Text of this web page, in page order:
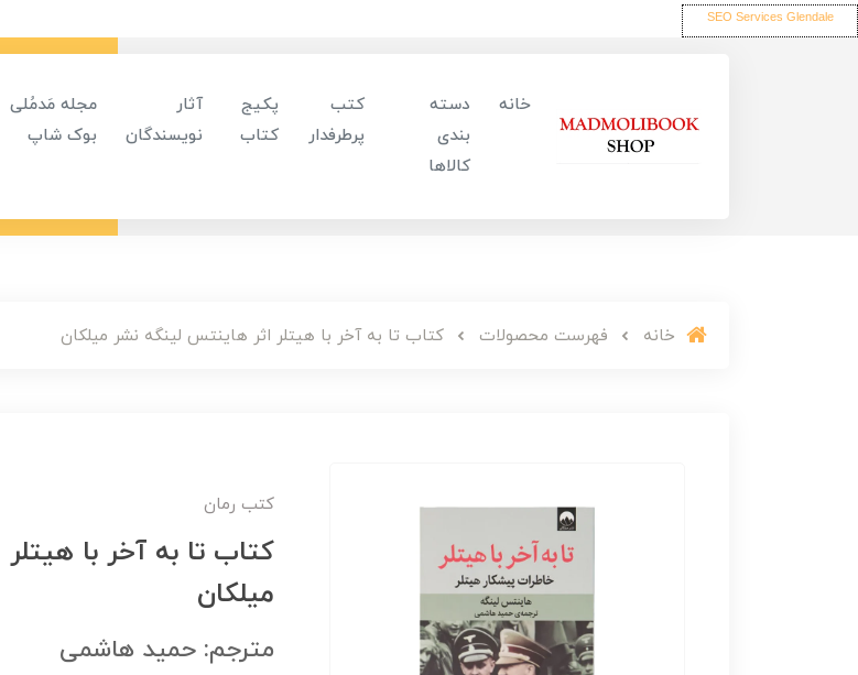
SEO Services Glendale
خانه
دسته
بندی
کالاها
کتب
پرطرفدار
پکیج
کتاب
آثار
نویسندگان
مجله مَدمُلی
بوک شاپ
خانه فهرست محصولات کتاب تا به آخر با هیتلر اثر هاینتس لینگه نشر میلکان
کتب رمان
کتاب تا به آخر با
میلکان
مترجم: حمید هاشمی